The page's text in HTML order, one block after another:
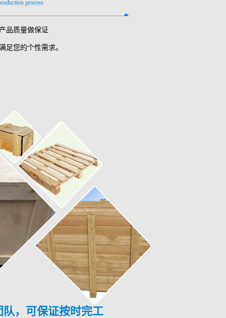
process
品质量做保证
足您的个性需求。
，可保证按时完工